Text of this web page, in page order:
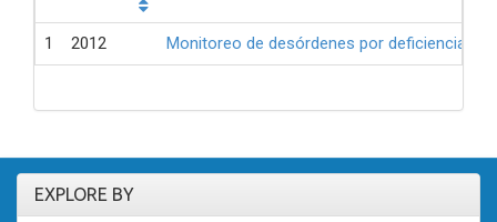
1 2012 Monitoreo de desórdenes por deficiencia
EXPLORE BY